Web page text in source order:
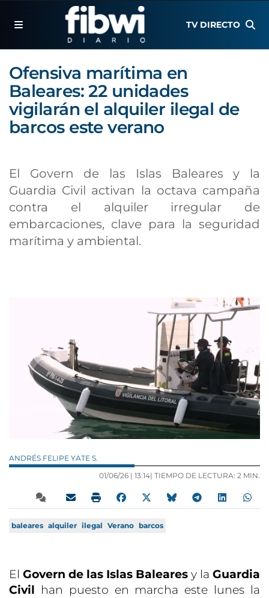
TV DIRECTO
Ofensiva marítima en
Baleares: 22 unidades
vigilarán el alquiler ilegal de
barcos este verano
El Govern de las Islas Baleares y la
Guardia Civil activan la octava campaña
contra el alquiler irregular de
embarcaciones, clave para la seguridad
marítima y ambiental.
ANDRÉS FELIPE YATE S.
01/06/26 | 13:14| TIEMPO DE LECTURA: 2 MIN.
baleares alquiler ilegal Verano barcos
El Govern de las Islas Baleares y la Guardia
Civil han puesto en marcha este lunes la